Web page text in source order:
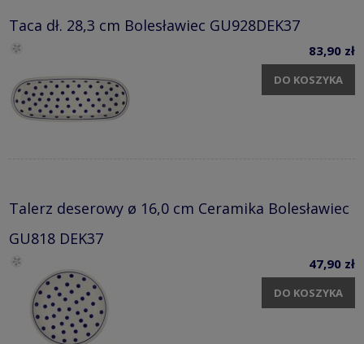
Taca dł. 28,3 cm Bolesławiec GU928DEK37
83,90 zł
DO KOSZYKA
Talerz deserowy ø 16,0 cm Ceramika Bolesławiec
GU818 DEK37
47,90 zł
DO KOSZYKA